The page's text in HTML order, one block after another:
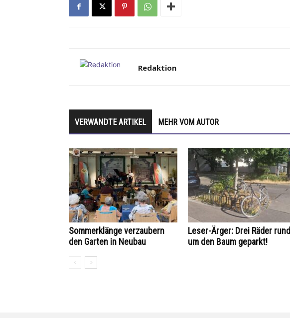
Redaktion
VERWANDTE ARTIKEL MEHR VOM AUTOR
Sommerklänge verzaubern
den Garten in Neubau
Leser-Ärger: Drei Räder rund
um den Baum geparkt!